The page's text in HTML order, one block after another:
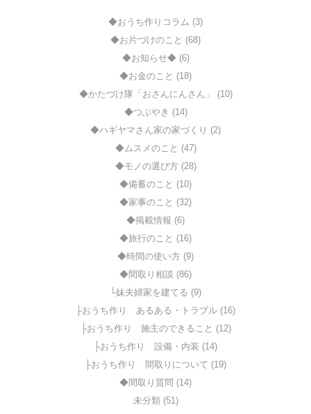
◆おうち作りコラム (3)
◆お片づけのこと (68)
◆お知らせ◆ (6)
◆お金のこと (18)
◆かたづけ隊「おさんにんさん」 (10)
◆つぶやき (14)
◆ハギヤマさん家の家づくり (2)
◆ムスメのこと (47)
◆モノの選び方 (28)
◆備蓄のこと (10)
◆家事のこと (32)
◆掲載情報 (6)
◆旅行のこと (16)
◆時間の使い方 (9)
◆間取り相談 (86)
└妹夫婦家を建てる (9)
├おうち作り あるある・トラブル (16)
├おうち作り 施主のできること (12)
├おうち作り 設備・内装 (14)
├おうち作り 間取りについて (19)
◆間取り質問 (14)
未分類 (51)